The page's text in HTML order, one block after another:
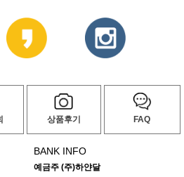
상품후기 FAQ
BANK INFO
예금주 (주)하얀달